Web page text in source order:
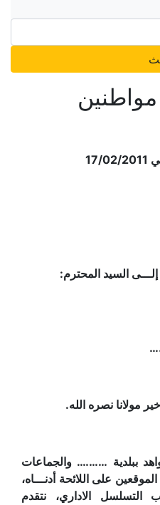
المحترم:
مولانا نصره الله.
ببلدية ………. والجماعات
على اللائحة أدنـــاه،
الاداري، نتقدم